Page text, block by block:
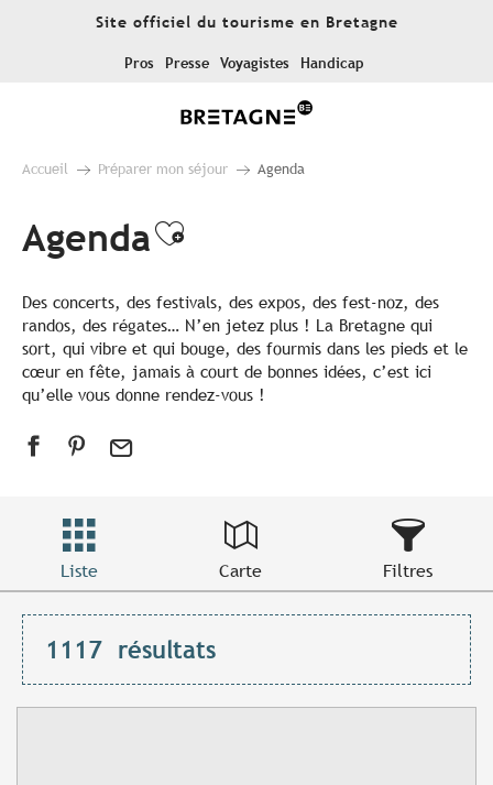
Site officiel du tourisme en Bretagne
Pros Presse Voyagistes Handicap
Accueil Préparer mon séjour Agenda
AgendaAjouter aux favoris
Des concerts, des festivals, des expos, des fest-noz, des
randos, des régates… N’en jetez plus ! La Bretagne qui
sort, qui vibre et qui bouge, des fourmis dans les pieds et le
cœur en fête, jamais à court de bonnes idées, c’est ici
qu’elle vous donne rendez-vous !
Liste Carte Filtres
1117 résultats